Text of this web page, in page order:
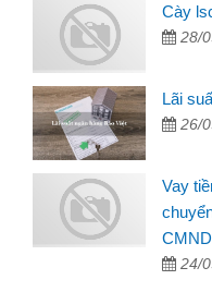
Cày
28/
Lãi
26/
Vay
CMND
24/